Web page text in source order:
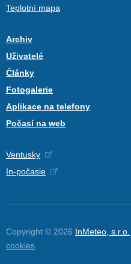
Teplotní mapa
Archiv
Uživatelé
Články
Fotogalerie
Aplikace na telefony
Počasí na web
Ventusky
In-počasie
Copyright © 2026 InMeteo, s.r.o.
cookies